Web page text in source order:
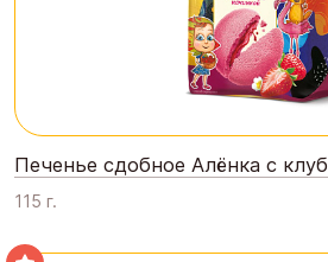
Печенье сдобное Алёнка с
115 г.